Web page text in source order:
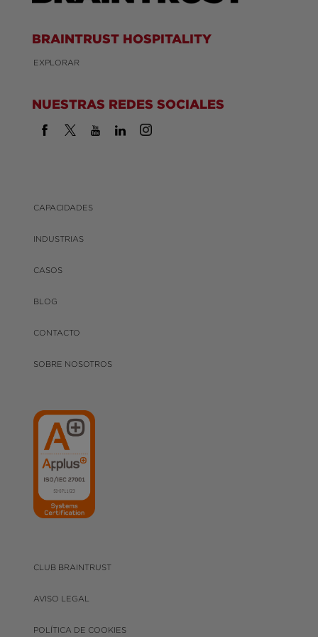
BRAINTRUST HOSPITALITY
EXPLORAR
NUESTRAS REDES SOCIALES
CAPACIDADES
INDUSTRIAS
CASOS
BLOG
CONTACTO
SOBRE NOSOTROS
CLUB BRAINTRUST
AVISO LEGAL
POLÍTICA DE COOKIES